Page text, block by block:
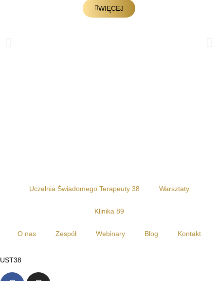
WIĘCEJ
Uczelnia Świadomego Terapeuty 38 Warsztaty
Klinika 89
O nas Zespół Webinary Blog Kontakt
UST38